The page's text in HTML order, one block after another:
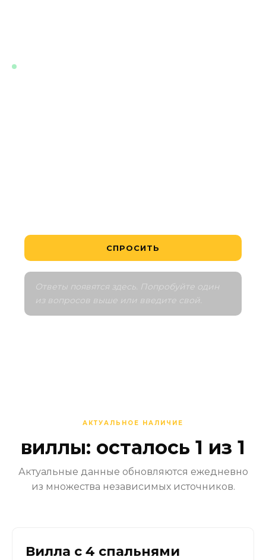
СПРОСИТЬ
Ответы появятся здесь. Попробуйте один
из вопросов выше или введите свой.
АКТУАЛЬНОЕ НАЛИЧИЕ
виллы: осталось 1 из 1
Актуальные данные обновляются ежедневно
из множества независимых источников.
Вилла с 4 спальнями